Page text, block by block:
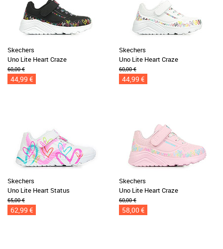
Skechers
Uno Lite Heart Craze
60,00 €
44,99 €
Skechers
Uno Lite Heart Craze
60,00 €
44,99 €
Skechers
Uno Lite Heart Status
65,00 €
62,99 €
Skechers
Uno Lite Heart Craze
60,00 €
58,00 €